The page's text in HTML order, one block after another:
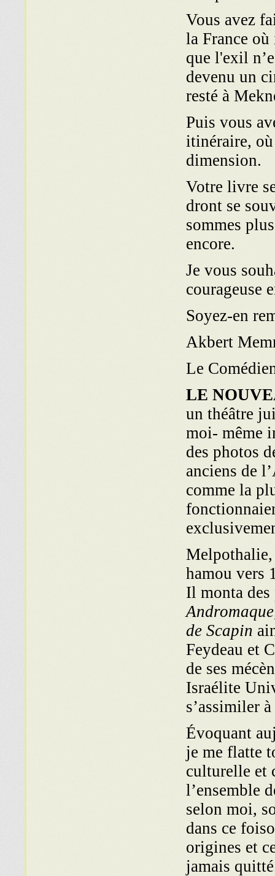
Vous avez
la France où
que l'exil
devenu un
resté à
Puis vous
itiné­raire,
dimension.
Votre livre
dront se
sommes
encore.
Je vous
courageuse
Soyez-en
Akbert
Le
LE
un théâtre
moi- même
des photos
anciens de
comme la
Melpothalie,
hamou vers
Il monta des
de Scapin
Feydeau et
de ses
Israélite
s’assimiler
Évoquant
je me flatte
culturelle et
l’ensemble
selon moi,
dans ce
origines et
jamais